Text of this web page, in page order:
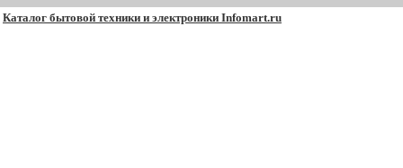
Каталог бытовой техники и электроники Infomart.ru